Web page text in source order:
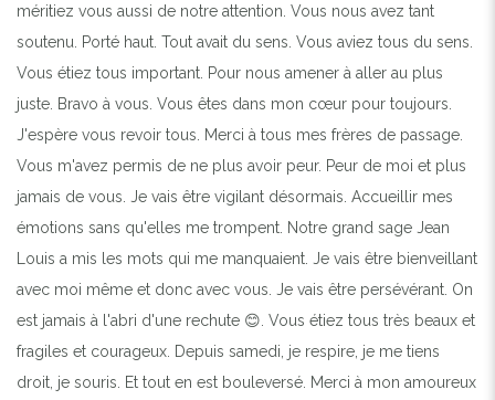
méritiez vous aussi de notre attention. Vous nous avez tant
soutenu. Porté haut. Tout avait du sens. Vous aviez tous du sens.
Vous étiez tous important. Pour nous amener à aller au plus
juste. Bravo à vous. Vous êtes dans mon cœur pour toujours.
J'espère vous revoir tous. Merci à tous mes frères de passage.
Vous m'avez permis de ne plus avoir peur. Peur de moi et plus
jamais de vous. Je vais être vigilant désormais. Accueillir mes
émotions sans qu'elles me trompent. Notre grand sage Jean
Louis a mis les mots qui me manquaient. Je vais être bienveillant
avec moi même et donc avec vous. Je vais être persévérant. On
est jamais à l'abri d'une rechute 😊. Vous étiez tous très beaux et
fragiles et courageux. Depuis samedi, je respire, je me tiens
droit, je souris. Et tout en est bouleversé. Merci à mon amoureux